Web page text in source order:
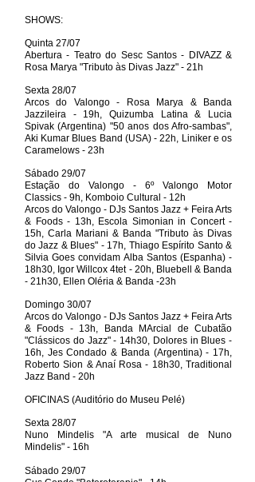
SHOWS:
Quinta 27/07
Abertura - Teatro do Sesc Santos - DIVAZZ &
Rosa Marya "Tributo às Divas Jazz" - 21h
Sexta 28/07
Arcos do Valongo - Rosa Marya & Banda
Jazzileira - 19h, Quizumba Latina & Lucia
Spivak (Argentina) "50 anos dos Afro-sambas",
Aki Kumar Blues Band (USA) - 22h, Liniker e os
Caramelows - 23h
Sábado 29/07
Estação do Valongo - 6º Valongo Motor
Classics - 9h, Komboio Cultural - 12h
Arcos do Valongo - DJs Santos Jazz + Feira Arts
& Foods - 13h, Escola Simonian in Concert -
15h, Carla Mariani & Banda "Tributo às Divas
do Jazz & Blues" - 17h, Thiago Espírito Santo &
Silvia Goes convidam Alba Santos (Espanha) -
18h30, Igor Willcox 4tet - 20h, Bluebell & Banda
- 21h30, Ellen Oléria & Banda -23h
Domingo 30/07
Arcos do Valongo - DJs Santos Jazz + Feira Arts
& Foods - 13h, Banda MArcial de Cubatão
"Clássicos do Jazz" - 14h30, Dolores in Blues -
16h, Jes Condado & Banda (Argentina) - 17h,
Roberto Sion & Anaí Rosa - 18h30, Traditional
Jazz Band - 20h
OFICINAS (Auditório do Museu Pelé)
Sexta 28/07
Nuno Mindelis "A arte musical de Nuno
Mindelis" - 16h
Sábado 29/07